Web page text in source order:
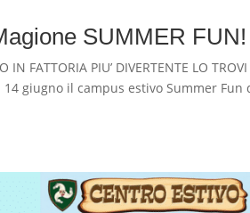
SUMMER FUN!
IN FATTORIA PIU’ DIVERTENTE LO
14 giugno il campus estivo Summer